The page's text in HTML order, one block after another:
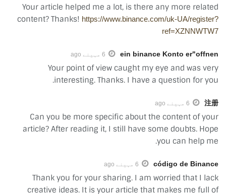
Your article helped me a lot, is there any more related
content? Thanks! https://www.binance.com/uk-UA/register?
ref=XZNNWTW7
ein binance Konto er"offnen 6 مہینے ago
Your point of view caught my eye and was very
interesting. Thanks. I have a question for you.
注册 6 مہینے ago
Can you be more specific about the content of your
article? After reading it, I still have some doubts. Hope
you can help me.
código de Binance 6 مہینے ago
Thank you for your sharing. I am worried that I lack
creative ideas. It is your article that makes me full of